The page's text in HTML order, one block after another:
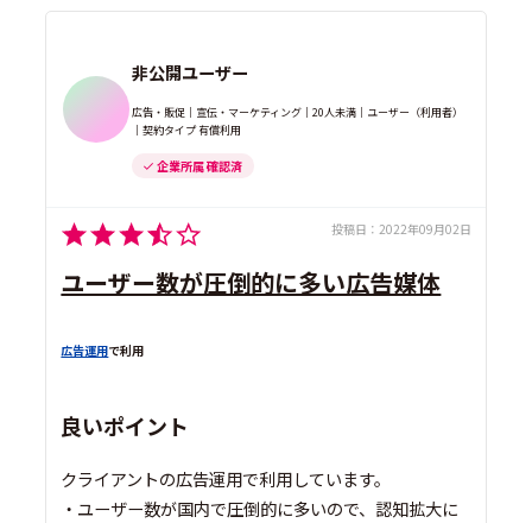
非公開ユーザー
広告・販促｜宣伝・マーケティング｜20人未満｜ユーザー（利用者）
｜契約タイプ 有償利用
企業所属 確認済
投稿日： 2022年09月02日
ユーザー数が圧倒的に多い広告媒体
広告運用で利用
良いポイント
クライアントの広告運用で利用しています。
・ユーザー数が国内で圧倒的に多いので、認知拡大に